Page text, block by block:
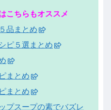
こちらもオススメ
品まとめ
ピ５選まとめ
まとめ
まとめ
プスープの素でバズレ